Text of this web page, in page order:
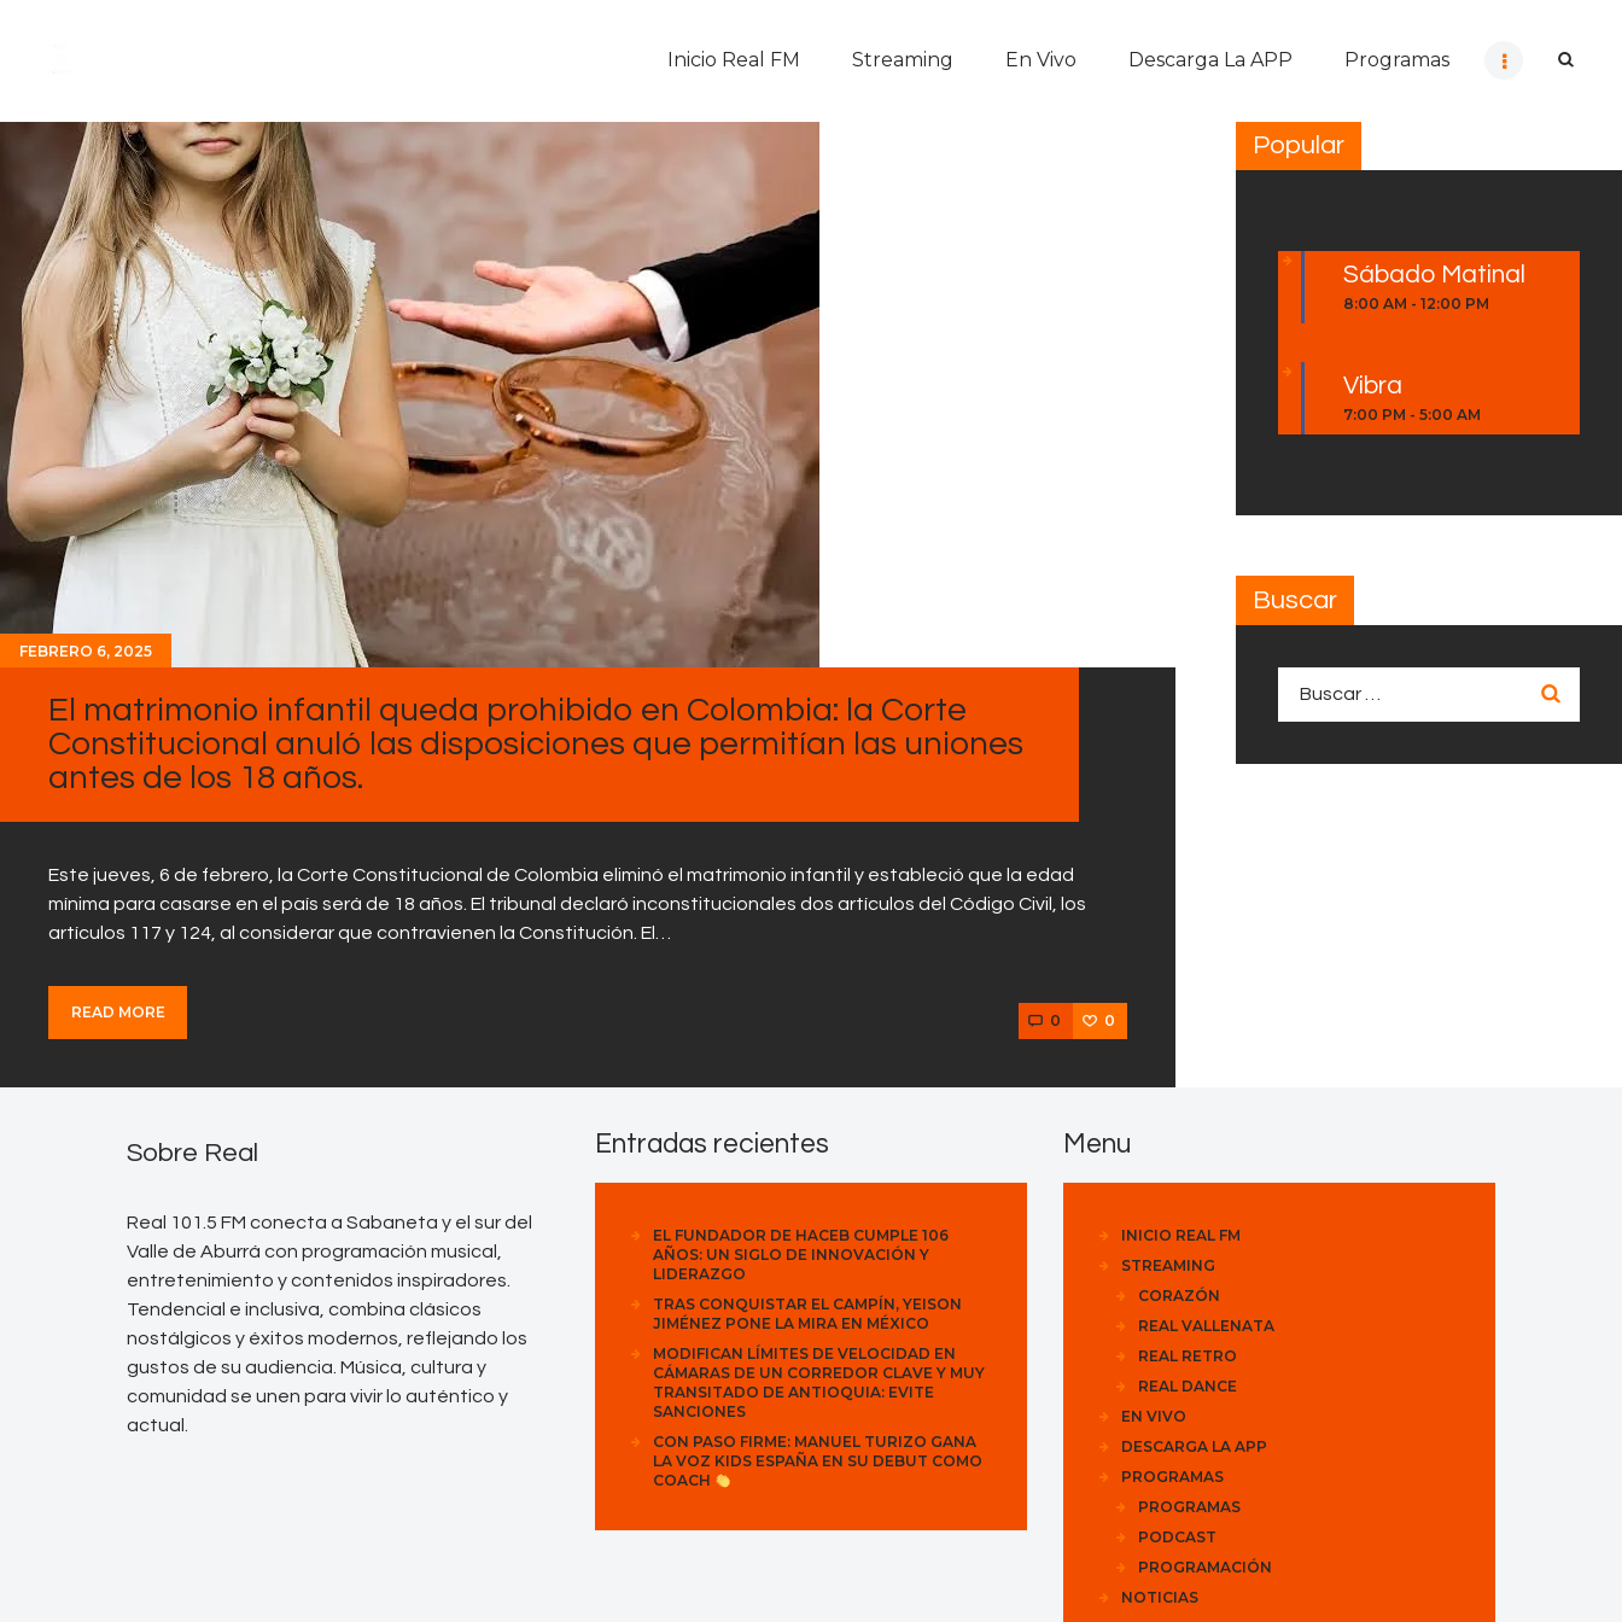
Inicio Real FM Streaming En Vivo Descarga La APP Programas
En Vivo
Descarga La APP
Programas
Noticias
Equipo
Sobre Nosotros
Contactos
FEBRERO 6, 2025
El matrimonio infantil queda prohibido en Colombia: la Corte
Constitucional anuló las disposiciones que permitían las uniones
antes de los 18 años.
Este jueves, 6 de febrero, la Corte Constitucional de Colombia eliminó el matrimonio infantil y estableció que la edad
mínima para casarse en el país será de 18 años. El tribunal declaró inconstitucionales dos artículos del Código Civil, los
artículos 117 y 124, al considerar que contravienen la Constitución. El…
READ MORE 0 0
Popular
Sábado Matinal
8:00 AM -12:00 PM
Vibra
7:00 PM -5:00 AM
Buscar
Sobre Real
Real 101.5 FM conecta a Sabaneta y el sur del
Valle de Aburrá con programación musical,
entretenimiento y contenidos inspiradores.
Tendencial e inclusiva, combina clásicos
nostálgicos y éxitos modernos, reflejando los
gustos de su audiencia. Música, cultura y
comunidad se unen para vivir lo auténtico y
actual.
Entradas recientes
EL FUNDADOR DE HACEB CUMPLE 106
AÑOS: UN SIGLO DE INNOVACIÓN Y
LIDERAZGO
TRAS CONQUISTAR EL CAMPÍN, YEISON
JIMÉNEZ PONE LA MIRA EN MÉXICO
MODIFICAN LÍMITES DE VELOCIDAD EN
CÁMARAS DE UN CORREDOR CLAVE Y MUY
TRANSITADO DE ANTIOQUIA: EVITE
SANCIONES
CON PASO FIRME: MANUEL TURIZO GANA
LA VOZ KIDS ESPAÑA EN SU DEBUT COMO
COACH
Menu
INICIO REAL FM
STREAMING
CORAZÓN
REAL VALLENATA
REAL RETRO
REAL DANCE
EN VIVO
DESCARGA LA APP
PROGRAMAS
PROGRAMAS
PODCAST
PROGRAMACIÓN
NOTICIAS